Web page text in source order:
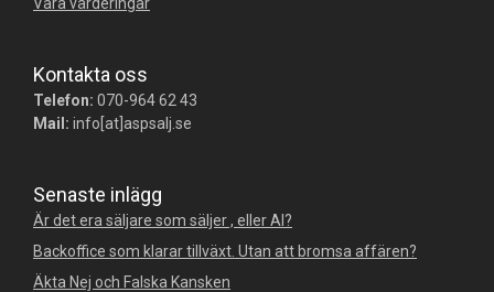
Kontakta oss
Telefon: 070-964 62 43
Mail: info[at]aspsalj.se
Senaste inlägg
Är det era säljare som säljer , eller AI?
Backoffice som klarar tillväxt. Utan att bromsa affären?
Äkta Nej och Falska Kansken